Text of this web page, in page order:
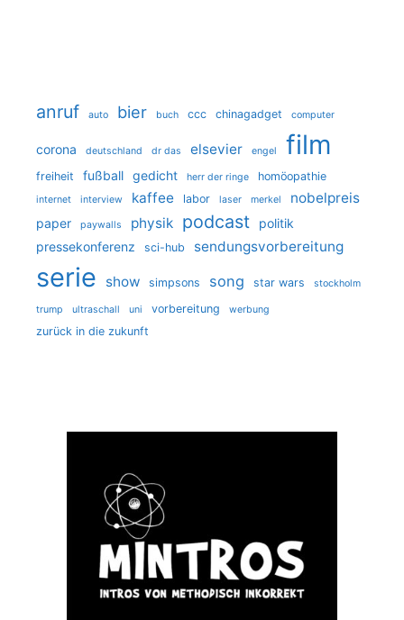
anruf auto bier buch ccc chinagadget computer
corona deutschland dr das elsevier engel film
freiheit fußball gedicht herr der ringe homöopathie
internet interview kaffee labor laser merkel nobelpreis
paper paywalls physik podcast
politik
pressekonferenz
sci-hub sendungsvorbereitung
serie show simpsons song star wars stockholm
trump ultraschall uni vorbereitung werbung
zurück in die zukunft